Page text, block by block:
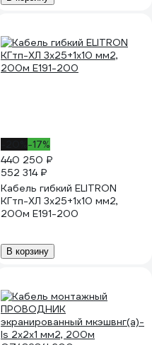
-17%
440 250 ₽
552 314 ₽
Кабель гибкий ELITRON
КГтп-ХЛ 3х25+1х10 мм2,
200м E191-200
В корзину